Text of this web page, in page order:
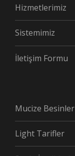
Hizmetlerimiz
Sistemimiz
İletişim Formu
Mucize Besinler
Light Tarifler